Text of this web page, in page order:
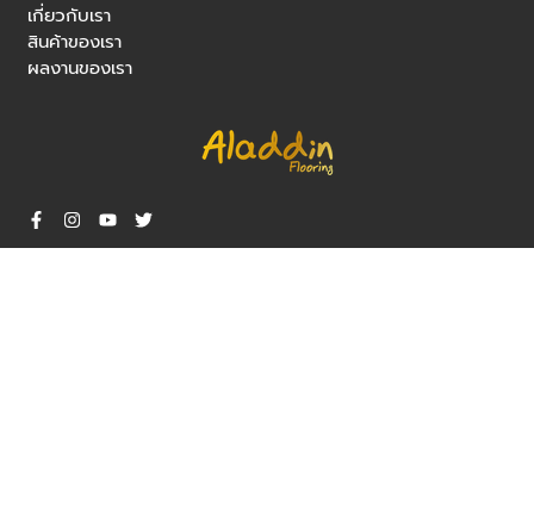
เกี่ยวกับเรา
สินค้าของเรา
ผลงานของเรา